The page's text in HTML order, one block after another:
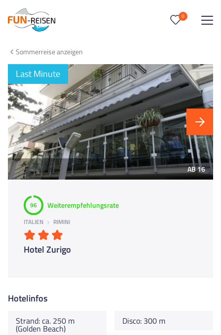
0
Keine Reisen auf der Merkliste
Sommerreise anzeigen
Last Minute
AB 16
96 Weiterempfehlungsrate
ITALIEN RIMINI
Hotel Zurigo
Hotelinfos
Strand: ca. 250 m
(Golden Beach)
Disco: 300 m